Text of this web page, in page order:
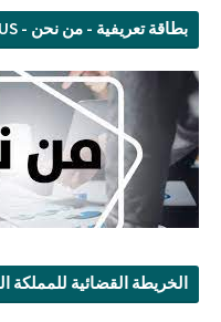
بطاقة تعريفية - من نحن - QUI SOMMES-NOUS
الخريطة القضائية للمملكة